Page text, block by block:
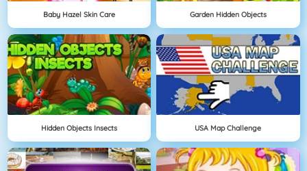
Baby Hazel Skin Care Garden Hidden Objects
Hidden Objects Insects USA Map Challenge